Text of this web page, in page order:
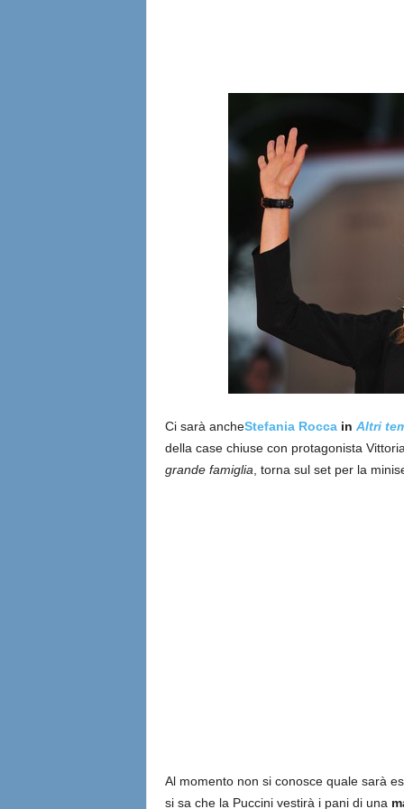
a
Ci sarà ancheStefania Roccain Altri
della case chiuse con protagonista
grande famiglia , torna sul set per la
Al momento non si conosce quale sarà
si sa che la Puccini vestirà i pani di una